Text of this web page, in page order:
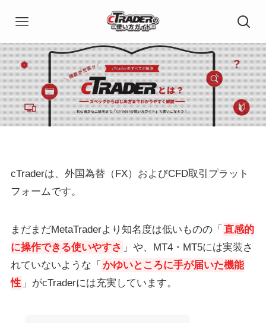
cTraderは、外国為替（FX）およびCFD取引プラット
フォームです。
まだまだMetaTraderより知名度は低いものの「 直感的
に操作できる使いやすさ 」や、MT4・MT5には実装さ
れていないような「 かゆいところに手が届いた機能
性 」がcTraderには充実しています。